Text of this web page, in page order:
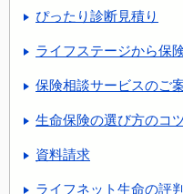
ぴったり診断見積り
ライフステージから保
保険相談サービスのご
生命保険の選び方のコ
資料請求
ライフネット生命の評